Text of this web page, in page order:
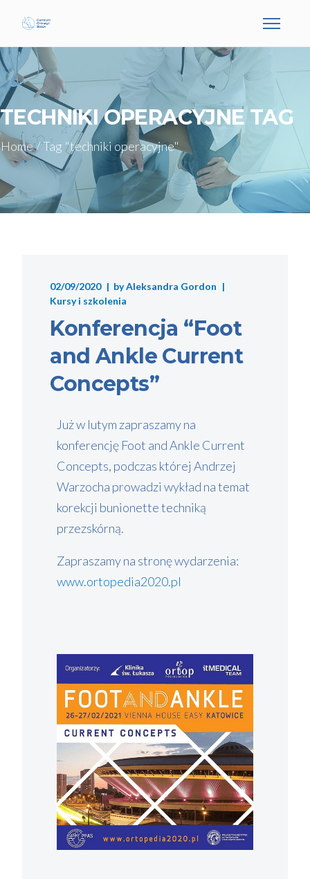
TECHNIKI OPERACYJNE TAG
Home/Tag "techniki operacyjne"
02/09/2020 byAleksandra Gordon
Kursy i szkolenia
Konferencja “Foot
and Ankle Current
Concepts”
Już w lutym zapraszamy na
konferencję Foot and Ankle Current
Concepts, podczas której Andrzej
Warzocha prowadzi wykład na temat
korekcji bunionette techniką
przezskórną.
Zapraszamy na stronę wydarzenia:
www.ortopedia2020.pl